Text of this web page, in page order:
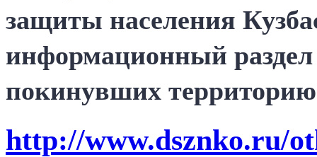
защиты населения
информационный
покинувших
http://www.dsznko.ru/